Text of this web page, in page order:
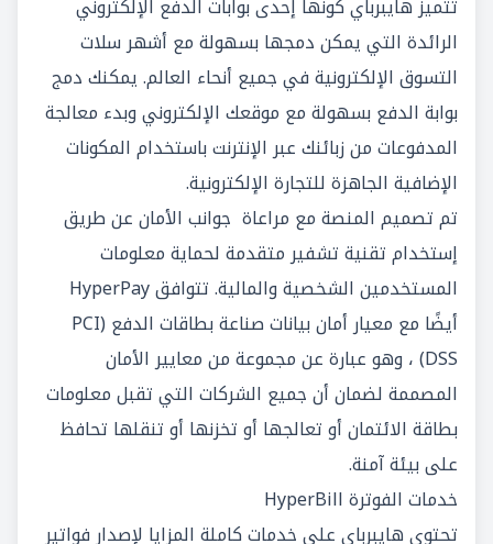
تتميز هايبرباي كونها إحدى بوابات الدفع الإلكتروني
الرائدة التي يمكن دمجها بسهولة مع أشهر سلات
التسوق الإلكترونية في جميع أنحاء العالم. يمكنك دمج
بوابة الدفع بسهولة مع موقعك الإلكتروني وبدء معالجة
المدفوعات من زبائنك عبر الإنترنت باستخدام المكونات
الإضافية الجاهزة للتجارة الإلكترونية.
تم تصميم المنصة مع مراعاة جوانب الأمان عن طريق
إستخدام تقنية تشفير متقدمة لحماية معلومات
المستخدمين الشخصية والمالية. تتوافق HyperPay
أيضًا مع معيار أمان بيانات صناعة بطاقات الدفع (PCI
DSS) ، وهو عبارة عن مجموعة من معايير الأمان
المصممة لضمان أن جميع الشركات التي تقبل معلومات
بطاقة الائتمان أو تعالجها أو تخزنها أو تنقلها تحافظ
على بيئة آمنة.
خدمات الفوترة HyperBill
تحتوي هايبرباي على خدمات كاملة المزايا لإصدار فواتير